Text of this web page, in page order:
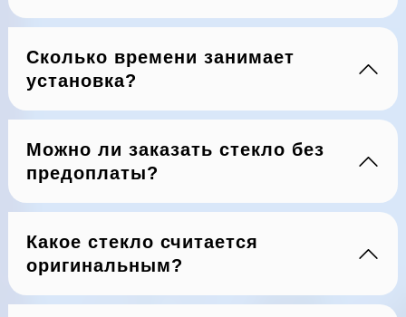
Сколько времени занимает
установка?
Можно ли заказать стекло без
предоплаты?
Какое стекло считается
оригинальным?